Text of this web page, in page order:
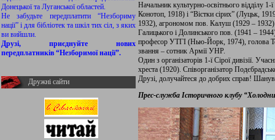
Донецької та Луганської областей.
Не забудьте передплатити “Незбориму
нації” і для бібліотек та шкіл тих сіл, з яких
ви вийшли.
Друзі, приєднуйте нових
передплатників “Незборимої нації”.
Дружні сайти
Начальник культурно-освітнього відділу
Конотоп, 1918) і “Вістки сірих” (Луцьк,
1932), агрономом пов. Калуш (1929 –
Галицького і Долинського пов. (1941 –
професор УТГІ (Нью-Йорк, 1974), голова
звання – сотник Армії УНР.
Один з організаторів 1-ї Сірої дивізії.
хреста (1920). Співорганізатор
Друзі, долучайтеся до добрих справ!
Прес-служба Історичного клубу